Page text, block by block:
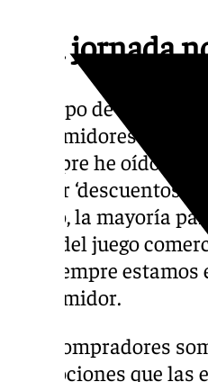
Una jornada
Este tipo de
consumidores
“Siempre he oído
ofrecer
de ello, la mayoría
parte del juego
ello siempre
consumidor.
“Los compradores
promociones que las